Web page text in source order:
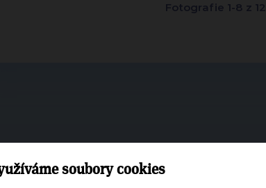
Fotografie 1-8 z 12
soubory cookies